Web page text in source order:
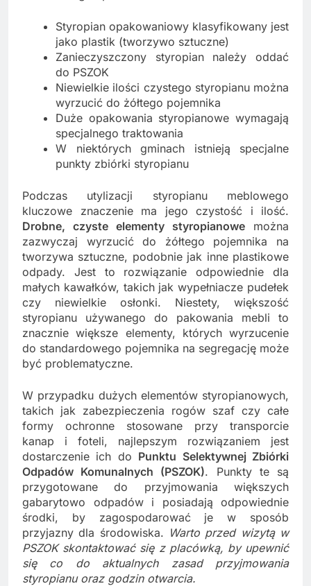
Styropian opakowaniowy klasyfikowany jest
jako plastik (tworzywo sztuczne)
Zanieczyszczony styropian należy oddać
do PSZOK
Niewielkie ilości czystego styropianu można
wyrzucić do żółtego pojemnika
Duże opakowania styropianowe wymagają
specjalnego traktowania
W niektórych gminach istnieją specjalne
punkty zbiórki styropianu
Podczas utylizacji styropianu meblowego
kluczowe znaczenie ma jego czystość i ilość.
Drobne, czyste elementy styropianowe można
zazwyczaj wyrzucić do żółtego pojemnika na
tworzywa sztuczne, podobnie jak inne plastikowe
odpady. Jest to rozwiązanie odpowiednie dla
małych kawałków, takich jak wypełniacze pudełek
czy niewielkie osłonki. Niestety, większość
styropianu używanego do pakowania mebli to
znacznie większe elementy, których wyrzucenie
do standardowego pojemnika na segregację może
być problematyczne.
W przypadku dużych elementów styropianowych,
takich jak zabezpieczenia rogów szaf czy całe
formy ochronne stosowane przy transporcie
kanap i foteli, najlepszym rozwiązaniem jest
dostarczenie ich do Punktu Selektywnej Zbiórki
Odpadów Komunalnych (PSZOK). Punkty te są
przygotowane do przyjmowania większych
gabarytowo odpadów i posiadają odpowiednie
środki, by zagospodarować je w sposób
przyjazny dla środowiska. Warto przed wizytą w
PSZOK skontaktować się z placówką, by upewnić
się co do aktualnych zasad przyjmowania
styropianu oraz godzin otwarcia.